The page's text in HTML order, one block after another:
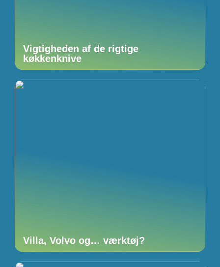
Vigtigheden af de rigtige
køkkenknive
Villa, Volvo og… værktøj?